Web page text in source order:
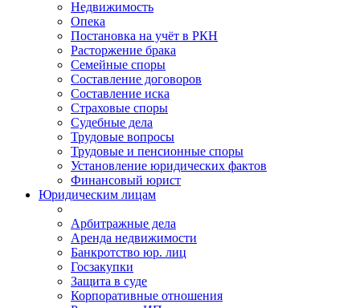
Недвижимость
Опека
Постановка на учёт в РКН
Расторжение брака
Семейные споры
Составление договоров
Составление иска
Страховые споры
Судебные дела
Трудовые вопросы
Трудовые и пенсионные споры
Установление юридических фактов
Финансовый юрист
Юридическим лицам
Арбитражные дела
Аренда недвижимости
Банкротство юр. лиц
Госзакупки
Защита в суде
Корпоративные отношения